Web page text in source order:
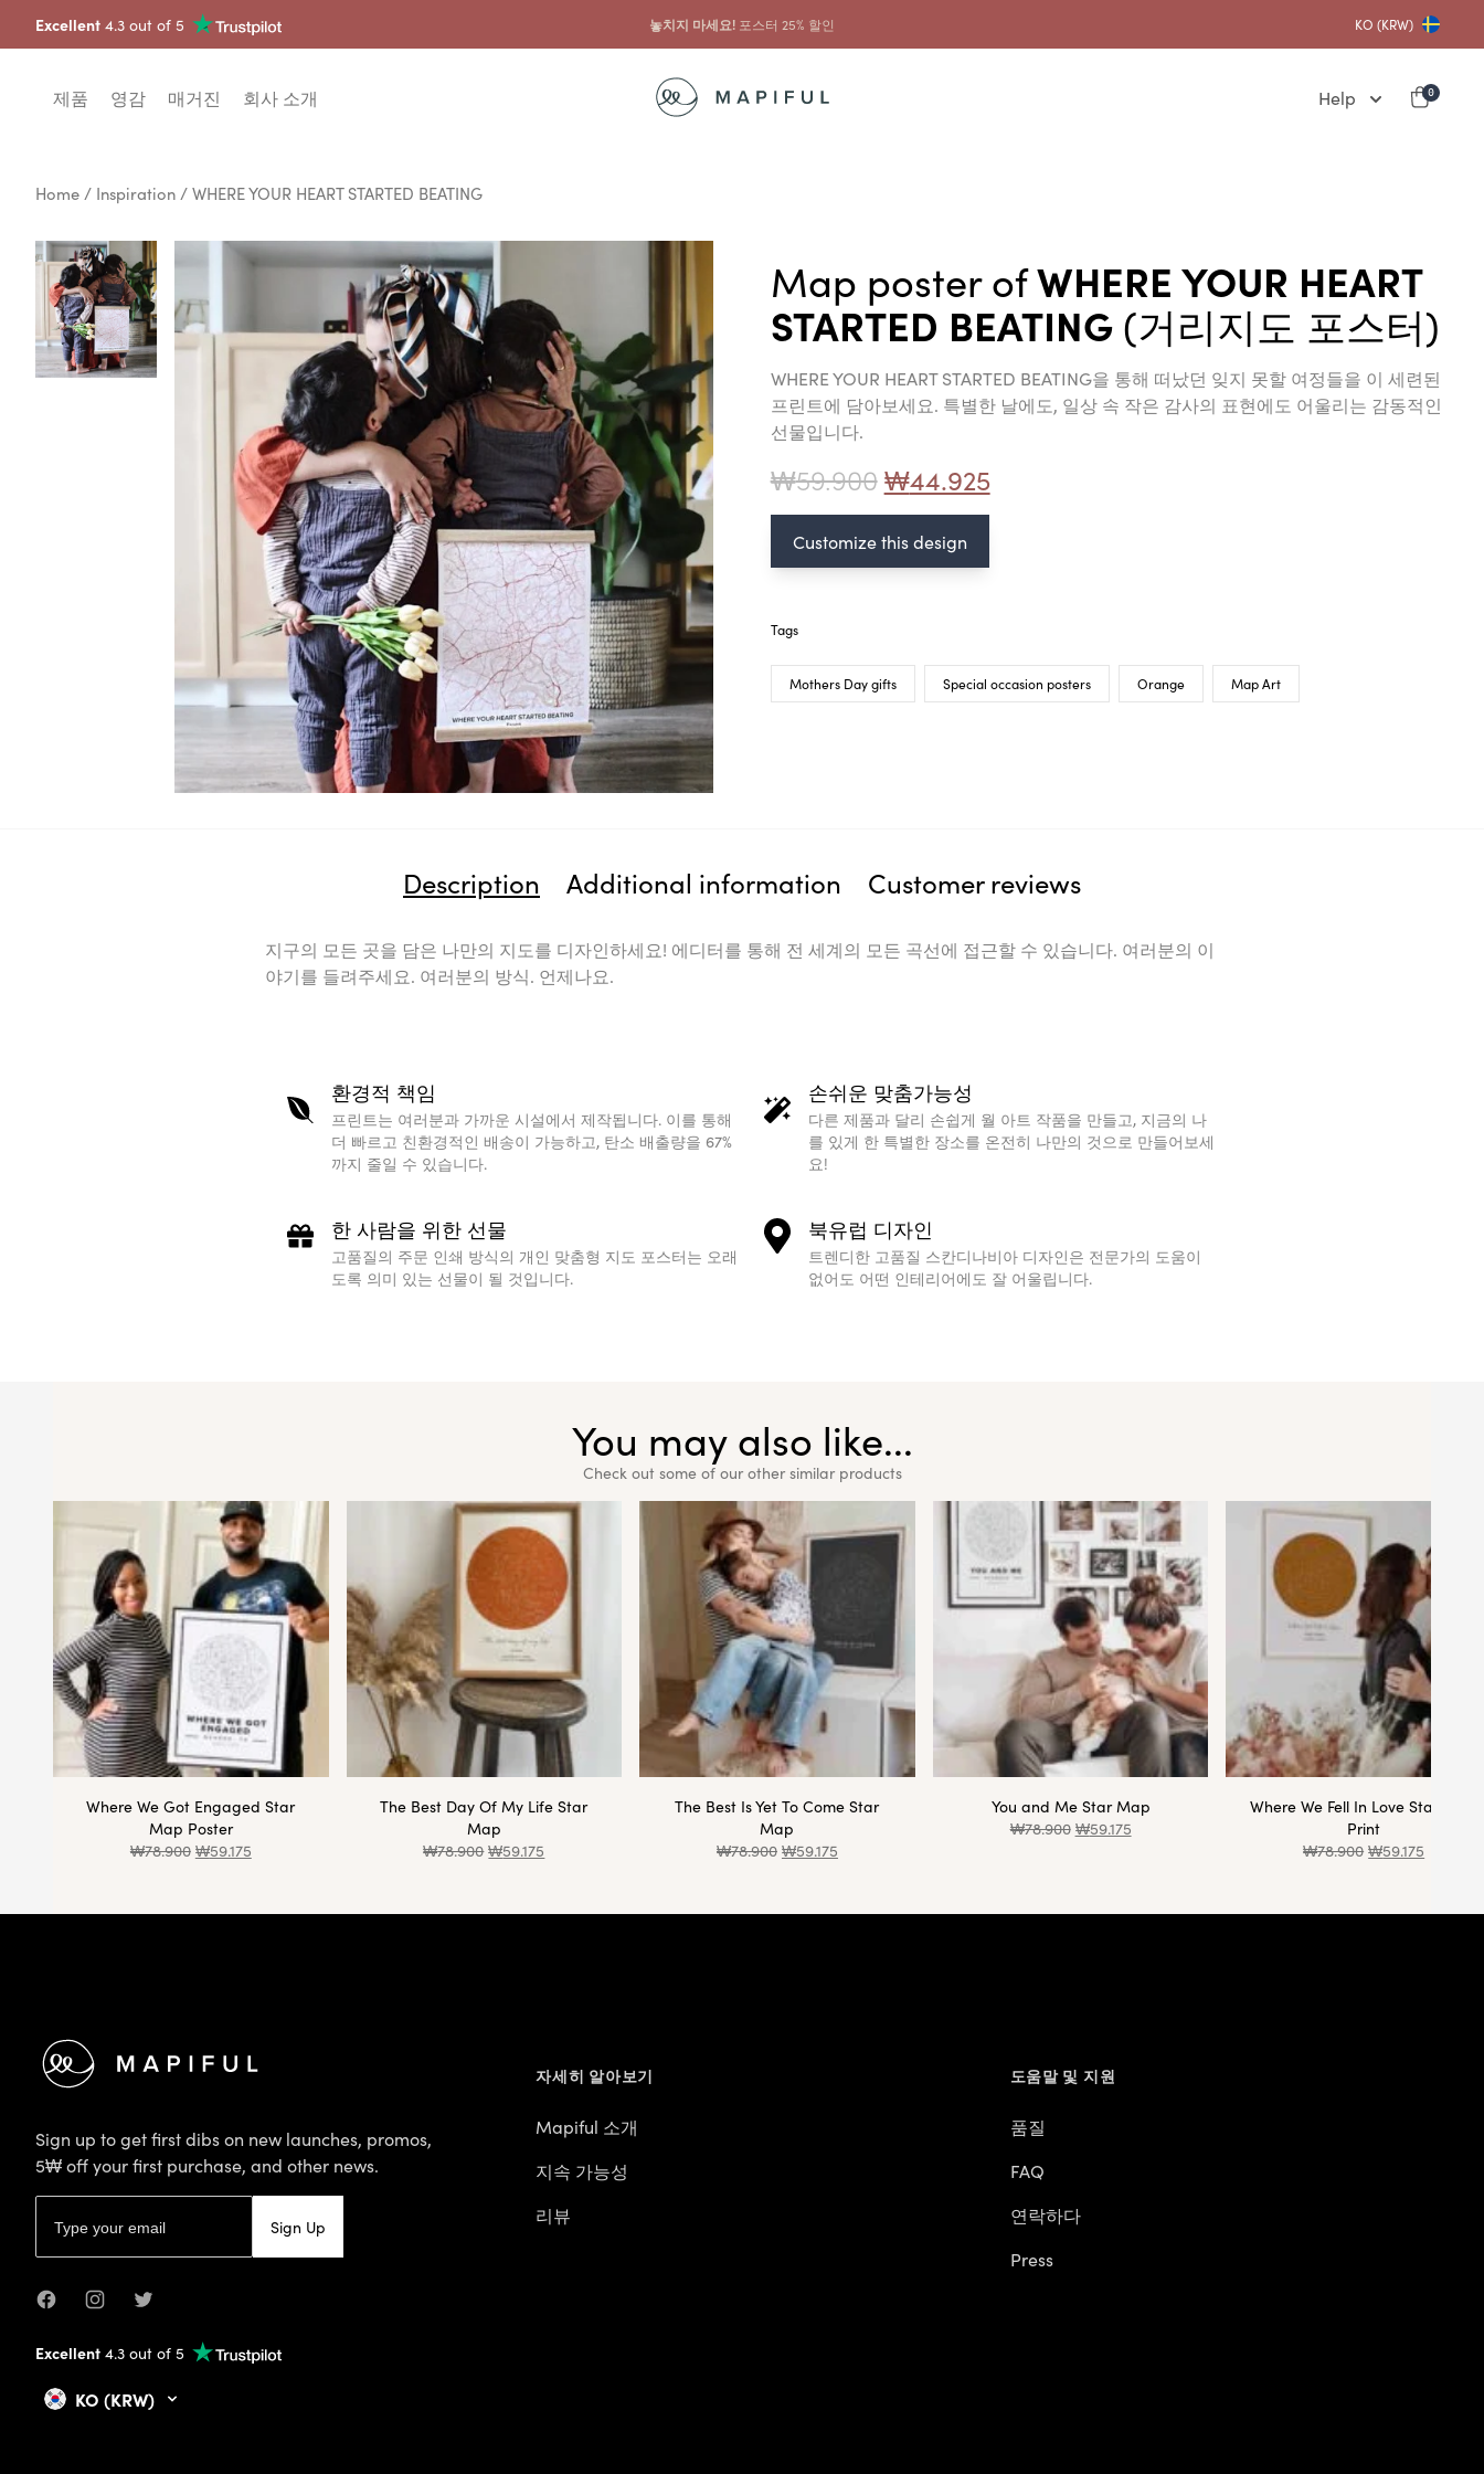
Excellent 4.3 out of 5 놓치지 마세요! 포스터 25% 할인 KO (KRW)
제품 영감 매거진 회사 소개 Help 0
Home / Inspiration / WHERE YOUR HEART STARTED BEATING
Map poster ofWHERE YOUR HEART
STARTED BEATING(거리지도 포스터)
WHERE YOUR HEART STARTED BEATING을 통해 떠났던 잊지 못할 여정들을 이 세련된
프린트에 담아보세요. 특별한 날에도, 일상 속 작은 감사의 표현에도 어울리는 감동적인
선물입니다.
₩59.900₩44.925
Customize this design
Tags
Mothers Day gifts Special occasion posters Orange Map Art
Description Additional information Customer reviews
지구의 모든 곳을 담은 나만의 지도를 디자인하세요! 에디터를 통해 전 세계의 모든 곡선에 접근할 수 있습니다. 여러분의 이
야기를 들려주세요. 여러분의 방식. 언제나요.
환경적 책임
프린트는 여러분과 가까운 시설에서 제작됩니다. 이를 통해
더 빠르고 친환경적인 배송이 가능하고, 탄소 배출량을 67%
까지 줄일 수 있습니다.
손쉬운 맞춤가능성
다른 제품과 달리 손쉽게 월 아트 작품을 만들고, 지금의 나
를 있게 한 특별한 장소를 온전히 나만의 것으로 만들어보세
요!
한 사람을 위한 선물
고품질의 주문 인쇄 방식의 개인 맞춤형 지도 포스터는 오래
도록 의미 있는 선물이 될 것입니다.
북유럽 디자인
트렌디한 고품질 스칸디나비아 디자인은 전문가의 도움이
없어도 어떤 인테리어에도 잘 어울립니다.
You may also like...
Check out some of our other similar products
Where We Got Engaged Star
Map Poster
₩78.900 ₩59.175
The Best Day Of My Life Star
Map
₩78.900 ₩59.175
The Best Is Yet To Come Star
Map
₩78.900 ₩59.175
You and Me Star Map
₩78.900 ₩59.175
Where We Fell In Love Star Map
Print
₩78.900 ₩59.175
Sign up to get first dibs on new launches, promos,
5₩ off your first purchase, and other news.
Sign Up
FacebookInstagramTwitter
Excellent 4.3 out of 5
KO (KRW)
자세히 알아보기
Mapiful 소개
지속 가능성
리뷰
도움말 및 지원
품질
FAQ
연락하다
Press